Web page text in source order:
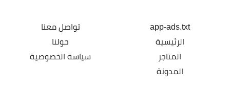
app-ads.txt
الرئيسية
المتاجر
المدونة
تواصل معنا
حولنا
سياسة الخصوصية